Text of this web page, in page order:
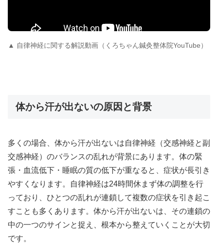
▲ 自律神経に関する解説動画（くろちゃん鍼灸整体院YouTube）
体から汗が出ないの原因と背景
多くの場合、体から汗が出ないは自律神経（交感神経と副
交感神経）のバランスの乱れが背景にあります。体の緊
張・血流低下・睡眠の質の低下が重なると、症状が長引き
やすくなります。自律神経は24時間休まず体の調整を行
っており、ひとつの乱れが連鎖して複数の症状を引き起こ
すことも多くあります。体から汗が出ないは、その連鎖の
中の一つのサインと捉え、根本から整えていくことが大切
です。